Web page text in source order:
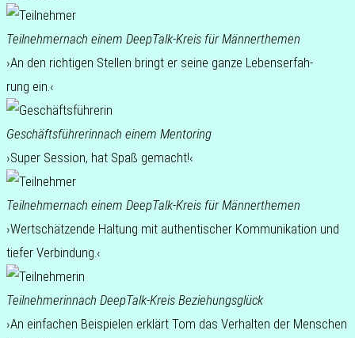
Teil­neh­mernach einem DeepTalk-Kreis für Männerthemen
›An den rich­ti­gen Stel­len bringt er seine ganze Lebens­er­fah­
rung ein.‹
Geschäfts­füh­re­rinnach einem Mentoring
›Super Ses­si­on, hat Spaß gemacht!‹
Teil­neh­mernach einem DeepTalk-Kreis für Männerthemen
›Wert­schät­zen­de Hal­tung mit authen­ti­scher Kom­mu­ni­ka­ti­on und
tiefer Verbindung.‹
Teil­neh­me­rinnach DeepTalk-Kreis Beziehungsglück
›An ein­fa­chen Bei­spie­len erklärt Tom das Ver­hal­ten der Men­schen